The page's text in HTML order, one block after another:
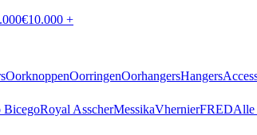
€10.000 +
OorknoppenOorringenOorhangersHangers
BicegoRoyal AsscherMessikaVhernierFREDAlle